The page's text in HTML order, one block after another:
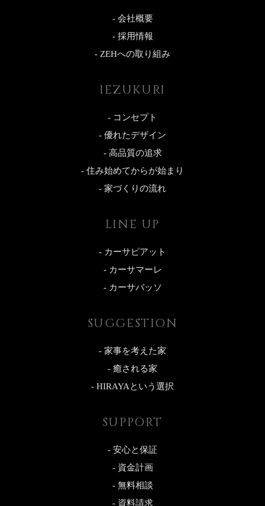
- 会社概要
- 採用情報
- ZEHへの取り組み
IEZUKURI
- コンセプト
- 優れたデザイン
- 高品質の追求
- 住み始めてからが始まり
- 家づくりの流れ
LINE UP
- カーサピアット
- カーサマーレ
- カーサバッソ
SUGGESTION
- 家事を考えた家
- 癒される家
- HIRAYAという選択
SUPPORT
- 安心と保証
- 資金計画
- 無料相談
- 資料請求